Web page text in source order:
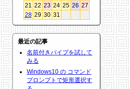
21 22 23 24 25 26 27
28 29 30 31
最近の記事
名前付きパイプを試して
みる
Windows10 の コマンド
プロンプトで矩形選択す